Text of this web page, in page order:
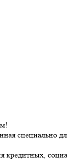
специально
кредитных,